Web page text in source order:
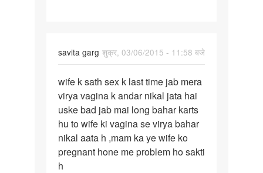
savita garg शुक्र, 03/06/2015 - 11:58 बजे
wife
k
sath
sex
k
last
time
wife k sath sex k last time jab mera
virya vagina k andar nikal jata hai
uske bad jab mai long bahar karts
hu to wife ki vagina se virya bahar
nikal aata h ,mam ka ye wife ko
pregnant hone me problem ho sakti
h